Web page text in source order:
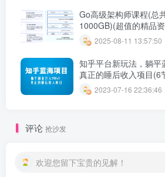
Go高级架构师课程(总
1000GB)(超值的精品
哦)
2025-08-11 13:57:50
知乎平台新玩法，躺平
真正的睡后收入项目(6
2023-07-16 22:36:46
评论 抢沙发
欢迎您留下宝贵的见解！